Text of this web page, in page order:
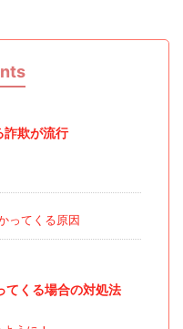
詐欺が流行
ってくる原因
てくる場合の対処法